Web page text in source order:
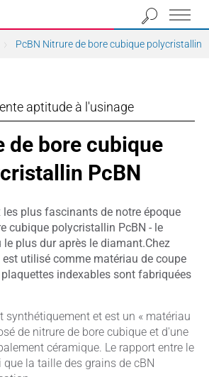
PcBN Nitrure de bore cubique polycristallin
aptitude à l'usinage
de bore cubique
PcBN
plus fascinants de notre époque
cubique polycristallin PcBN - le
plus dur après le diamant.Chez
est utilisé comme matériau de coupe
indexables sont fabriquées
synthétiquement et est un « matériau
de nitrure de bore cubique et d'une
céramique. Le rapport entre le
la taille des grains de cBN